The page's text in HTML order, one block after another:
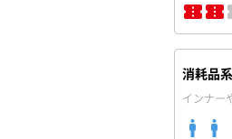
消耗品系
インナー